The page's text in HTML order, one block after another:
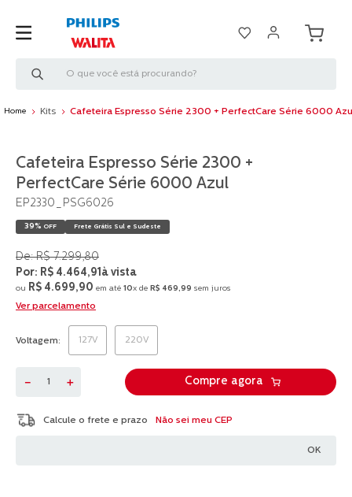
Kits Cafeteira Espresso Série 2300 + PerfectCare Série 6000
Cafeteira Espresso Série 2300 +
PerfectCare Série 6000 Azul
EP2330_PSG6026
39% OFF Frete Grátis Sul e Sudeste
R$ 7.299,80
R$ 4.464,91à vista
ou R$ 4.699,90 em até 10x de R$ 469,99 sem juros
Ver parcelamento
Voltagem 127V 220V
＋
－ Compre agora
Não sei meu CEP